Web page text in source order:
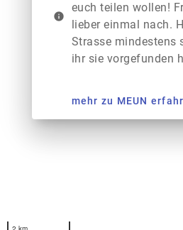
info
euch teilen wollen!
lieber einmal nach.
Strasse mindestens
ihr sie vorgefunden
mehr zu MEUN